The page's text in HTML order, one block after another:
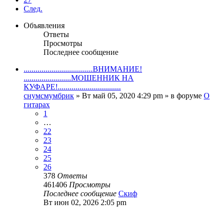
След.
Объявления
Ответы
Просмотры
Последнее сообщение
...................................ВНИМАНИЕ!
........................МОШЕННИК НА
КУФАРЕ!................................
снумсмумбрик » Вт май 05, 2020 4:29 pm » в форуме О
гитарах
1
…
22
23
24
25
26
378 Ответы
461406 Просмотры
Последнее сообщение Скиф
Вт июн 02, 2026 2:05 pm